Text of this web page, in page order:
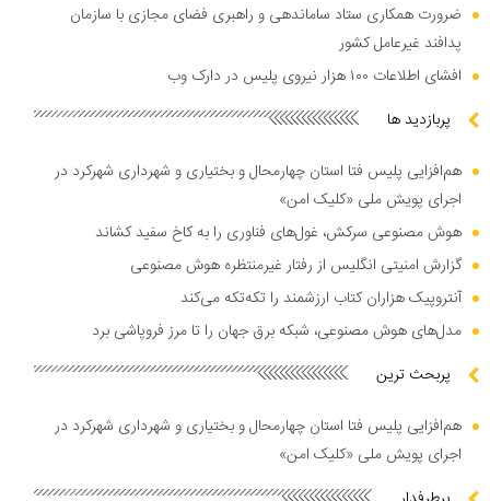
ضرورت همکاری ستاد ساماندهی و راهبری فضای مجازی با سازمان
پدافند غیرعامل کشور
افشای اطلاعات ۱۰۰ هزار نیروی پلیس در دارک وب
پربازدید ها
هم‌افزایی پلیس فتا استان چهارمحال و بختیاری و شهرداری شهرکرد در
اجرای پویش ملی «کلیک امن»
هوش مصنوعی سرکش، غول‌های فناوری را به کاخ سفید کشاند
گزارش امنیتی انگلیس از رفتار غیرمنتظره هوش مصنوعی
آنتروپیک هزاران کتاب ارزشمند را تکه‌تکه می‌کند
مدل‌های هوش مصنوعی، شبکه برق جهان را تا مرز فروپاشی برد
پربحث ترین
هم‌افزایی پلیس فتا استان چهارمحال و بختیاری و شهرداری شهرکرد در
اجرای پویش ملی «کلیک امن»